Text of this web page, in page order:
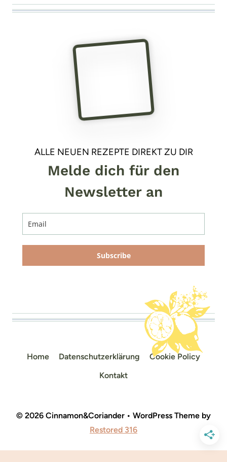
ALLE NEUEN REZEPTE DIREKT ZU DIR
Melde dich für den
Newsletter an
Subscribe
Home Datenschutzerklärung
Cookie Policy
Kontakt
© 2026 Cinnamon&Coriander • WordPress Theme by
Restored 316